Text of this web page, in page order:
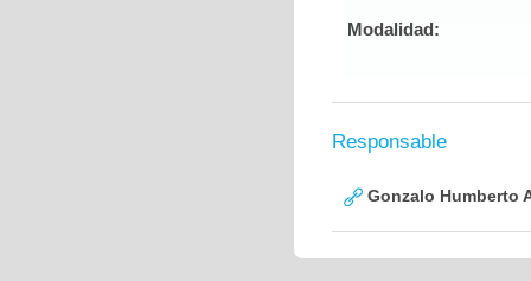
Modalidad:
Responsable
Gonzalo Humberto